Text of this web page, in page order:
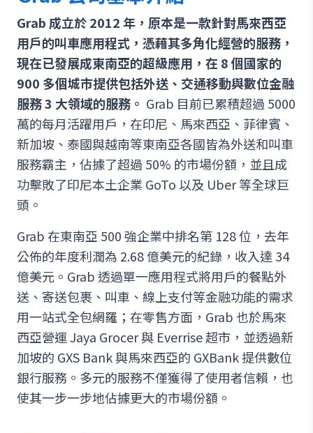
Grab 成立於 2012 年，原本是一款針對馬來西亞
用戶的叫車應用程式，憑藉其多角化經營的服務，
現在已發展成東南亞的超級應用，在 8 個國家的
900 多個城市提供包括外送、交通移動與數位金融
服務 3 大領域的服務。 Grab 目前已累積超過 5000
萬的每月活躍用戶，在印尼、馬來西亞、菲律賓、
新加坡、泰國與越南等東南亞各國皆為外送和叫車
服務霸主，佔據了超過 50% 的市場份額，並且成
功擊敗了印尼本土企業 GoTo 以及 Uber 等全球巨
頭。
Grab 在東南亞 500 強企業中排名第 128 位，去年
公佈的年度利潤為 2.68 億美元的紀錄，收入達 34
億美元。Grab 透過單一應用程式將用戶的餐點外
送、寄送包裹、叫車、線上支付等金融功能的需求
用一站式全包網羅；在零售方面，Grab 也於馬來
西亞營運 Jaya Grocer 與 Everrise 超市，並透過新
加坡的 GXS Bank 與馬來西亞的 GXBank 提供數位
銀行服務。多元的服務不僅獲得了使用者信賴，也
使其一步一步地佔據更大的市場份額。